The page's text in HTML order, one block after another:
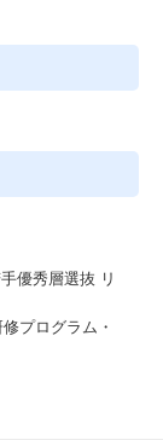
優秀層選抜 リ
プログラム・